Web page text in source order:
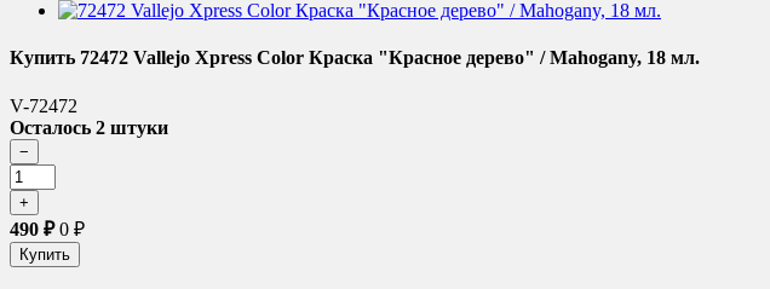
Купить 72472 Vallejo Xpress Color Краска "Красное дерево" / Mahogany, 18 мл.
V-72472
Осталось 2 штуки
490 ₽0 ₽